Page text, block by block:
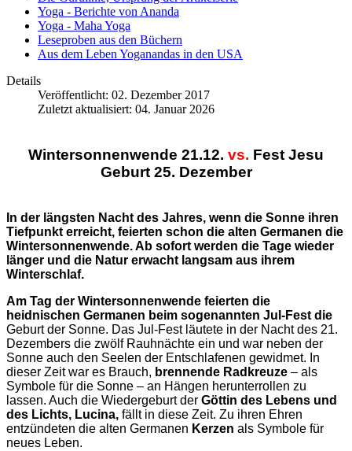
Yoga - Berichte von Ananda
Yoga - Maha Yoga
Leseproben aus den Büchern
Aus dem Leben Yoganandas in den USA
Details
Veröffentlicht: 02. Dezember 2017
Zuletzt aktualisiert: 04. Januar 2026
Wintersonnenwende 21.12. vs. Fest Jesu
Geburt 25. Dezember
In der längsten Nacht des Jahres, wenn die Sonne ihren
Tiefpunkt erreicht, feierten schon die alten Germanen die
Wintersonnenwende. Ab sofort werden die Tage wieder
länger und die Natur erwacht langsam aus ihrem
Winterschlaf.
Am Tag der Wintersonnenwende feierten die
heidnischen Germanen beim sogenannten Jul-Fest die
Geburt der Sonne. Das Jul-Fest läutete in der Nacht des 21.
Dezembers die zwölf Rauhnächte ein und war neben der
Sonne auch den Seelen der Entschlafenen gewidmet. In
dieser Zeit war es Brauch, brennende Radkreuze – als
Symbole für die Sonne – an Hängen herunterrollen zu
lassen. Auch die Wiedergeburt der Göttin des Lebens und
des Lichts, Lucina, fällt in diese Zeit. Zu ihren Ehren
entzündeten die alten Germanen Kerzen als Symbole für
neues Leben.